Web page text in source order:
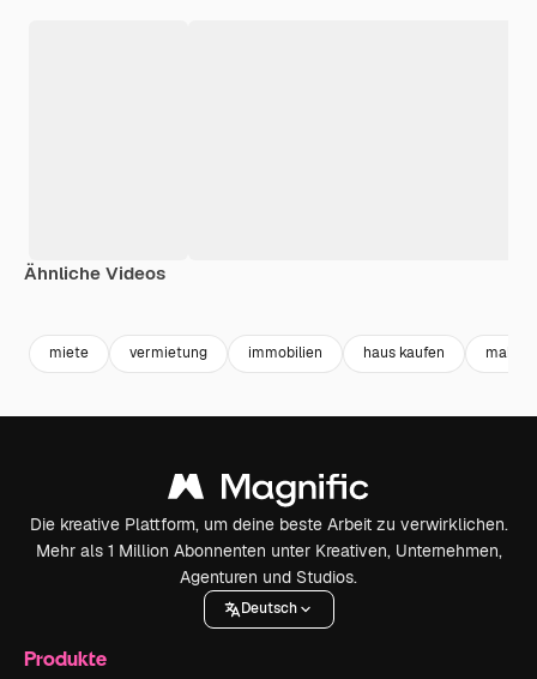
Ähnliche Videos
miete vermietung immobilien haus kaufen makler
Die kreative Plattform, um deine beste Arbeit zu verwirklichen.
Mehr als 1 Million Abonnenten unter Kreativen, Unternehmen,
Agenturen und Studios.
Deutsch
Produkte